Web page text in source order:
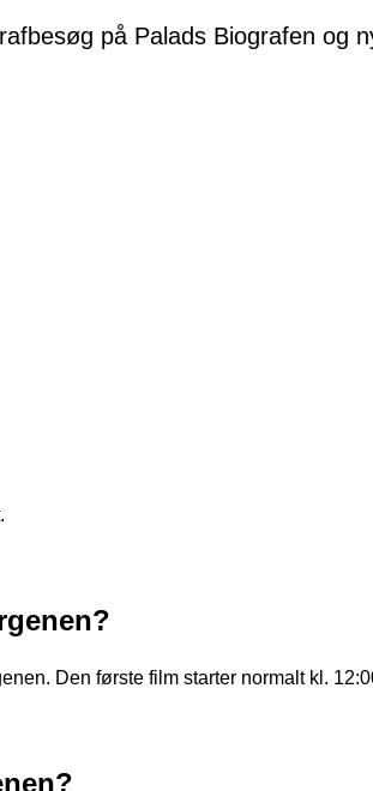
på Palads Biografen og
Den første film starter normalt kl.